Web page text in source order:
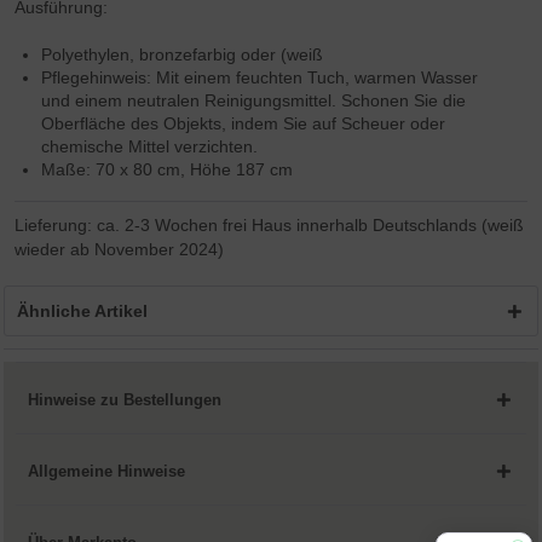
Ausführung:
Polyethylen, bronzefarbig oder (weiß
Pflegehinweis: Mit einem feuchten Tuch, warmen Wasser
und einem neutralen Reinigungsmittel. Schonen Sie die
Oberfläche des Objekts, indem Sie auf Scheuer oder
chemische Mittel verzichten.
Maße: 70 x 80 cm, Höhe 187 cm
Lieferung: ca. 2-3 Wochen frei Haus innerhalb Deutschlands (weiß
wieder ab November 2024)
Ähnliche Artikel
Hinweise zu Bestellungen
Allgemeine Hinweise